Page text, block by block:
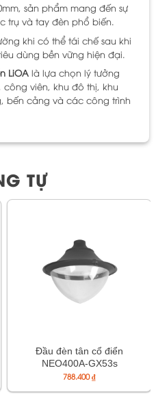
sản phẩm mang đến sự
trụ và tay đèn phổ biến.
khi có thể tái chế sau khi
dùng bền vững hiện đại.
LiOA là lựa chọn lý tưởng
viên, khu đô thị, khu
bến cảng và các công trình
TỰ
Đầu đèn tân cổ điển
NEO400A-GX53s
788.400₫